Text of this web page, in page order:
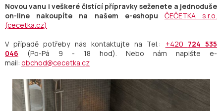
Novou vanu i veškeré čistící přípravky seženete a jednoduše
on-line nakoupíte na našem e-eshopu ČEČETKA s.r.o.
(cecetka.cz)
V případě potřeby nás kontaktujte na Tel.: +420 724 535
046 (Po-Pá 9 - 18 hod). Nebo nám napište e-
mail: obchod@cecetka.cz